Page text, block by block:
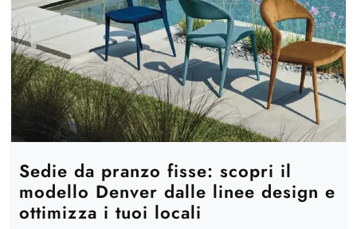
Sedie da pranzo fisse: scopri il
modello Denver dalle linee design e
ottimizza i tuoi locali